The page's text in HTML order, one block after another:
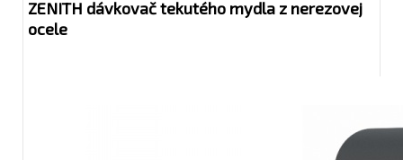
ZENITH dávkovač tekutého mydla z nerezovej
ocele